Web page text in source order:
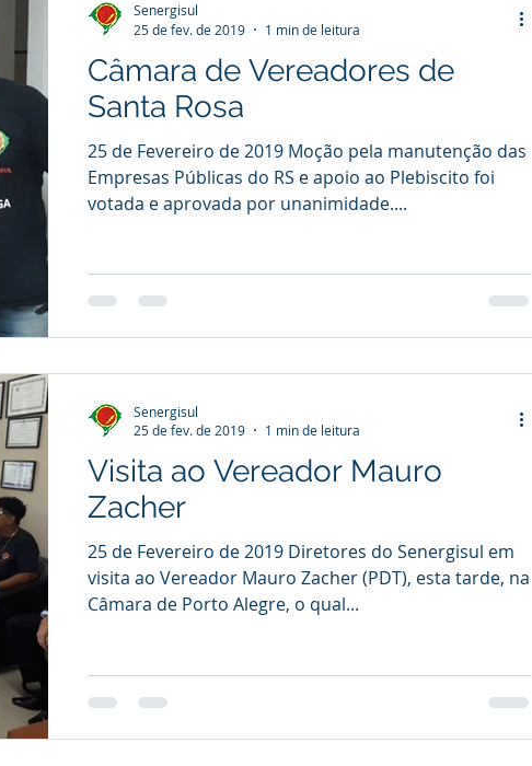
Câmara de Vereadores de
Santa Rosa
25 de Fevereiro de 2019 Moção pela manutenção das
Empresas Públicas do RS e apoio ao Plebiscito foi
votada e aprovada por unanimidade....
Senergisul
25 de fev. de 2019
1 min de leitura
Visita ao Vereador Mauro
Zacher
25 de Fevereiro de 2019 Diretores do Senergisul em
visita ao Vereador Mauro Zacher (PDT), esta tarde, na
Câmara de Porto Alegre, o qual...
Senergisul
25 de fev. de 2019
1 min de leitura